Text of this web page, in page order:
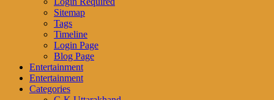
Sitemap
Tags
Timeline
Login Page
Blog Page
Entertainment
Entertainment
Categories